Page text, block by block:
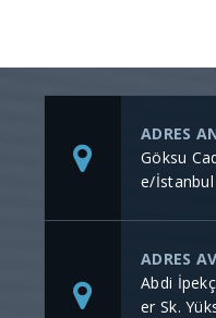
ADRES
Göksu
e/İstanbul
ADRES
Abdi
er Sk.